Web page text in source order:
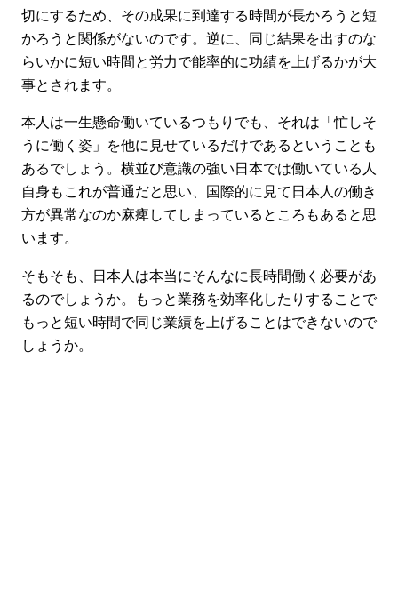
切にするため、その成果に到達する時間が長かろうと短
かろうと関係がないのです。逆に、同じ結果を出すのな
らいかに短い時間と労力で能率的に功績を上げるかが大
事とされます。
本人は一生懸命働いているつもりでも、それは「忙しそ
うに働く姿」を他に見せているだけであるということも
あるでしょう。横並び意識の強い日本では働いている人
自身もこれが普通だと思い、国際的に見て日本人の働き
方が異常なのか麻痺してしまっているところもあると思
います。
そもそも、日本人は本当にそんなに長時間働く必要があ
るのでしょうか。もっと業務を効率化したりすることで
もっと短い時間で同じ業績を上げることはできないので
しょうか。